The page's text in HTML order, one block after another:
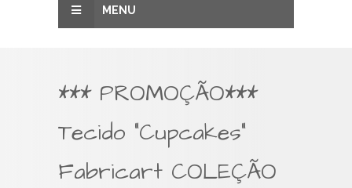
MENU
*** PROMOÇÃO***
Tecido "Cupcakes"
Fabricart COLEÇÃO